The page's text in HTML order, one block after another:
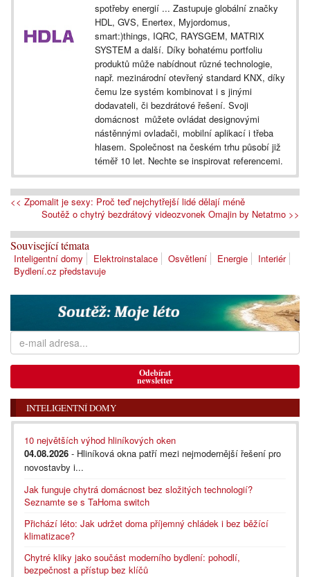
spotřeby energií ... Zastupuje globální značky
HDL, GVS, Enertex, Myjordomus,
smart:)things, IQRC, RAYSGEM, MATRIX
SYSTEM a další. Díky bohatému portfoliu
produktů může nabídnout různé technologie,
např. mezinárodní otevřený standard KNX, díky
čemu lze systém kombinovat i s jinými
dodavateli, či bezdrátové řešení. Svoji
domácnost můžete ovládat designovými
nástěnnými ovladači, mobilní aplikací i třeba
hlasem. Společnost na českém trhu působí již
téměř 10 let. Nechte se inspirovat referencemi.
<< Zpomalit je sexy: Proč teď nejchytřejší lidé dělají méně
Soutěž o chytrý bezdrátový videozvonek Omajin by Netatmo >>
Související témata
Inteligentní domy Elektroinstalace Osvětlení Energie
Interiér
Bydlení.cz představuje
Odebírat
newsletter
INTELIGENTNÍ DOMY
10 největších výhod hliníkových oken
04.08.2026 - Hliníková okna patří mezi nejmodernější řešení pro
novostavby i...
Jak funguje chytrá domácnost bez složitých technologií?
Seznamte se s TaHoma switch
Přichází léto: Jak udržet doma příjemný chládek i bez běžící
klimatizace?
Chytré kliky jako součást moderního bydlení: pohodlí,
bezpečnost a přístup bez klíčů